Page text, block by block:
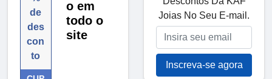
de
des
con
to
o em
todo o
site
Joias No Seu E-mail.
Inscreva-se agora